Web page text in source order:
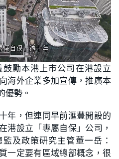
鼓勵本港上市公司在港設立
海外企業多加宣傳，推廣本
優勢。
年，但連同早前滙豐開設的
港設立「專屬自保」公司，
及政策研究主管董一岳：
一定要有區域總部概念，很